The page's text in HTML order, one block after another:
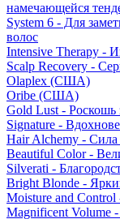
намечающейся
System 6 - Для
волос
Intensive Therapy -
Scalp Recovery -
Olaplex (США)
Oribe (США)
Gold Lust - Роскошь
Signature -
Hair Alchemy -
Beautiful Color -
Silverati -
Bright Blonde -
Moisture and
Magnificent Volume